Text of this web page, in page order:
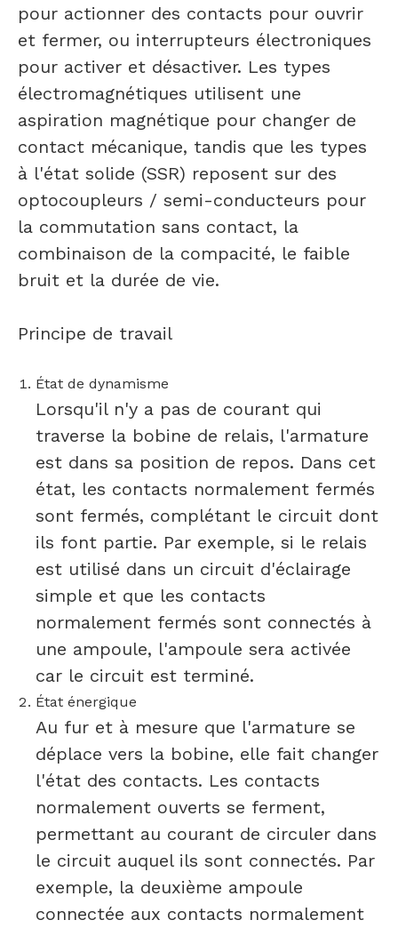
pour actionner des contacts pour ouvrir
et fermer, ou interrupteurs électroniques
pour activer et désactiver. Les types
électromagnétiques utilisent une
aspiration magnétique pour changer de
contact mécanique, tandis que les types
à l'état solide (SSR) reposent sur des
optocoupleurs / semi-conducteurs pour
la commutation sans contact, la
combinaison de la compacité, le faible
bruit et la durée de vie.
Principe de travail
État de dynamisme
Lorsqu'il n'y a pas de courant qui
traverse la bobine de relais, l'armature
est dans sa position de repos. Dans cet
état, les contacts normalement fermés
sont fermés, complétant le circuit dont
ils font partie. Par exemple, si le relais
est utilisé dans un circuit d'éclairage
simple et que les contacts
normalement fermés sont connectés à
une ampoule, l'ampoule sera activée
car le circuit est terminé.
État énergique
Au fur et à mesure que l'armature se
déplace vers la bobine, elle fait changer
l'état des contacts. Les contacts
normalement ouverts se ferment,
permettant au courant de circuler dans
le circuit auquel ils sont connectés. Par
exemple, la deuxième ampoule
connectée aux contacts normalement